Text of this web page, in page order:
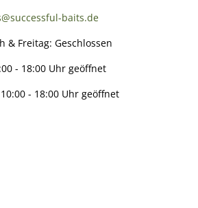
baits.de
& Freitag: Geschlossen
- 18:00 Uhr geöffnet
- 18:00 Uhr geöffnet